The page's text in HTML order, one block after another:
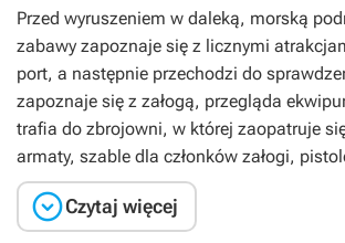
Przed wyruszeniem w daleką, morską
zabawy zapoznaje się z licznymi
port, a następnie przechodzi do
zapoznaje się z załogą, przegląda
trafia do zbrojowni, w której zaopatruje
armaty, szable dla członków załogi,
Czytaj więcej